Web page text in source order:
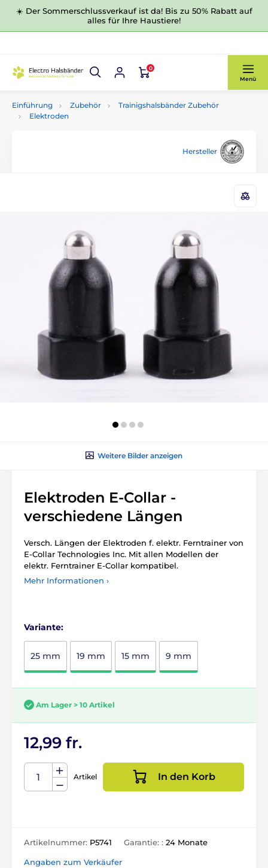
☀️ Der Sommerschlussverkauf ist da! Bis zu 50% Rabatt auf
alles für Ihre Haustiere!
0
Menü
Einführung Zubehör
Trainigshalsbänder Zubehör
Elektroden
Hersteller
Weitere Bilder anzeigen
Elektroden E-Collar -
verschiedene Längen
Versch. Längen der Elektroden f. elektr. Ferntrainer von
E-Collar Technologies Inc. Mit allen Modellen der
elektr. Ferntrainer E-Collar kompatibel.
Mehr Informationen ›
Variante:
25 mm 19 mm 15 mm 9 mm
Am Lager > 10 Artikel
12,99 fr.
Artikel In den Korb
Artikelnummer: P5741 Garantie: : 24 Monate
Angaben zum Verkäufer